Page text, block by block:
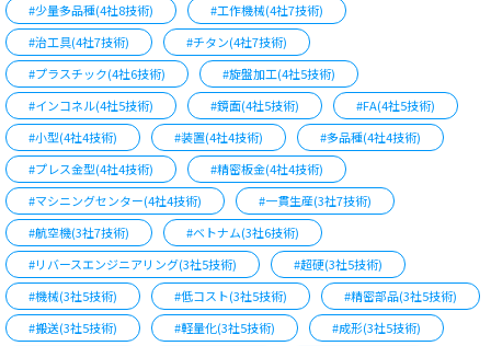
#少量多品種(4社8技術)
#工作機械(4社7技術)
#治工具(4社7技術)
#チタン(4社7技術)
#プラスチック(4社6技術)
#旋盤加工(4社5技術)
#インコネル(4社5技術)
#鏡面(4社5技術)
#FA(4社5技術)
#小型(4社4技術)
#装置(4社4技術)
#多品種(4社4技術)
#プレス金型(4社4技術)
#精密板金(4社4技術)
#マシニングセンター(4社4技術)
#一貫生産(3社7技術)
#航空機(3社7技術)
#ベトナム(3社6技術)
#リバースエンジニアリング(3社5技術)
#超硬(3社5技術)
#機械(3社5技術)
#低コスト(3社5技術)
#精密部品(3社5技術)
#搬送(3社5技術)
#軽量化(3社5技術)
#成形(3社5技術)